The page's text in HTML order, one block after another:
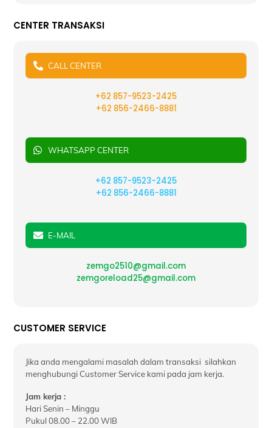
CENTER TRANSAKSI
CALL CENTER
+62 857-9523-2425
+62 856-2466-8881
WHATSAPP CENTER
+62 857-9523-2425
+62 856-2466-8881
E-MAIL
zemgo2510@gmail.com
zemgoreload25@gmail.com
CUSTOMER SERVICE
Jika anda mengalami masalah dalam transaksi silahkan
menghubungi Customer Service kami pada jam kerja.
Jam kerja :
Hari Senin – Minggu
Pukul 08.00 – 22.00 WIB